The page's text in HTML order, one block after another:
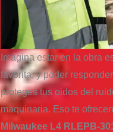
Imagina estar en la obra
favorita, y poder
proteges tus oidos del
maquinaria. Eso te
Milwaukee L4 RLEPB-